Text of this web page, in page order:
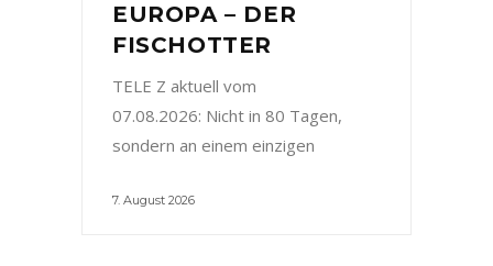
EUROPA – DER
FISCHOTTER
TELE Z aktuell vom
07.08.2026: Nicht in 80 Tagen,
sondern an einem einzigen
7. August 2026